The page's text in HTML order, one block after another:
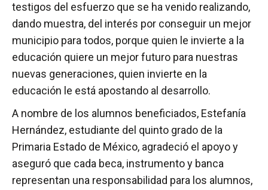
testigos del esfuerzo que se ha venido realizando,
dando muestra, del interés por conseguir un mejor
municipio para todos, porque quien le invierte a la
educación quiere un mejor futuro para nuestras
nuevas generaciones, quien invierte en la
educación le está apostando al desarrollo.
A nombre de los alumnos beneficiados, Estefanía
Hernández, estudiante del quinto grado de la
Primaria Estado de México, agradeció el apoyo y
aseguró que cada beca, instrumento y banca
representan una responsabilidad para los alumnos,